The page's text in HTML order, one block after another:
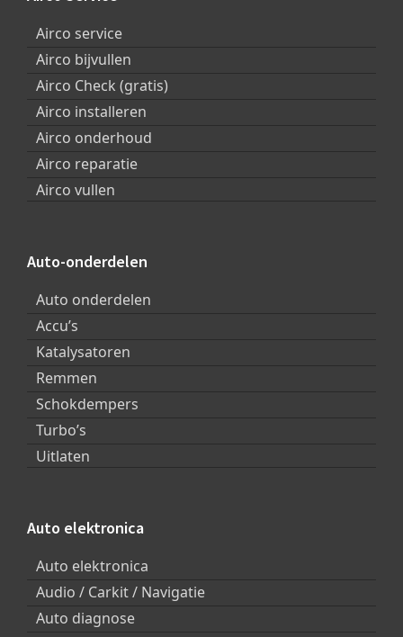
Airco service
Airco bijvullen
Airco Check (gratis)
Airco installeren
Airco onderhoud
Airco reparatie
Airco vullen
Auto-onderdelen
Auto onderdelen
Accu’s
Katalysatoren
Remmen
Schokdempers
Turbo’s
Uitlaten
Auto elektronica
Auto elektronica
Audio / Carkit / Navigatie
Auto diagnose